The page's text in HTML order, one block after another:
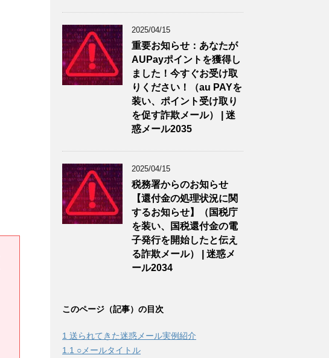
2025/04/15
重要お知らせ：あなたが
AUPayポイントを獲得し
ました！今すぐお受け取
りください！（au PAYを
装い、ポイント受け取り
を促す詐欺メール） | 迷
惑メール2035
2025/04/15
税務署からのお知らせ
【還付金の処理状況に関
するお知らせ】（国税庁
を装い、国税還付金の電
子発行を開始したと伝え
る詐欺メール） | 迷惑メ
ール2034
このページ（記事）の目次
1 送られてきた迷惑メール実例紹介
1.1 ○メールタイトル